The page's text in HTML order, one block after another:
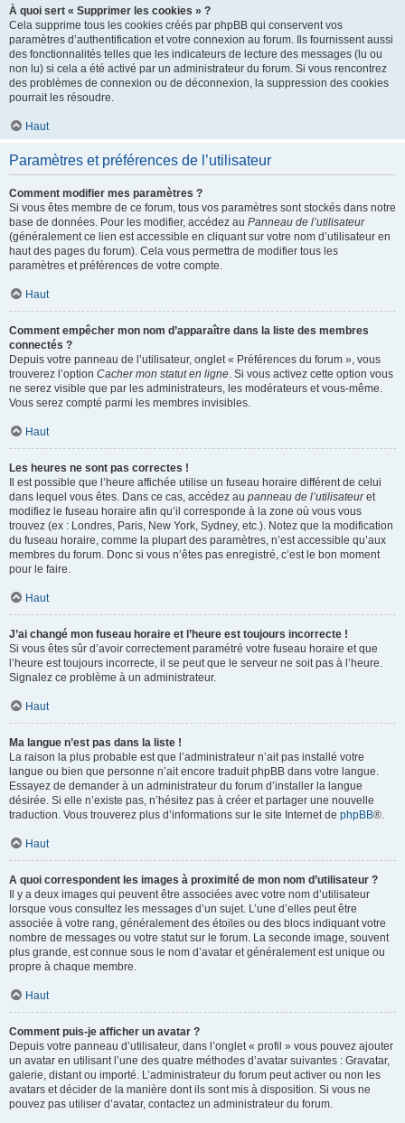
À quoi sert « Supprimer les cookies » ?
Cela supprime tous les cookies créés par phpBB qui conservent vos
paramètres d’authentification et votre connexion au forum. Ils fournissent aussi
des fonctionnalités telles que les indicateurs de lecture des messages (lu ou
non lu) si cela a été activé par un administrateur du forum. Si vous rencontrez
des problèmes de connexion ou de déconnexion, la suppression des cookies
pourrait les résoudre.
Haut
Paramètres et préférences de l’utilisateur
Comment modifier mes paramètres ?
Si vous êtes membre de ce forum, tous vos paramètres sont stockés dans notre
base de données. Pour les modifier, accédez au Panneau de l’utilisateur
(généralement ce lien est accessible en cliquant sur votre nom d’utilisateur en
haut des pages du forum). Cela vous permettra de modifier tous les
paramètres et préférences de votre compte.
Haut
Comment empêcher mon nom d’apparaître dans la liste des membres
connectés ?
Depuis votre panneau de l’utilisateur, onglet « Préférences du forum », vous
trouverez l’option Cacher mon statut en ligne. Si vous activez cette option vous
ne serez visible que par les administrateurs, les modérateurs et vous-même.
Vous serez compté parmi les membres invisibles.
Haut
Les heures ne sont pas correctes !
Il est possible que l’heure affichée utilise un fuseau horaire différent de celui
dans lequel vous êtes. Dans ce cas, accédez au panneau de l’utilisateuret
modifiez le fuseau horaire afin qu’il corresponde à la zone où vous vous
trouvez (ex : Londres, Paris, New York, Sydney, etc.). Notez que la modification
du fuseau horaire, comme la plupart des paramètres, n’est accessible qu’aux
membres du forum. Donc si vous n’êtes pas enregistré, c’est le bon moment
pour le faire.
Haut
J’ai changé mon fuseau horaire et l’heure est toujours incorrecte !
Si vous êtes sûr d’avoir correctement paramétré votre fuseau horaire et que
l’heure est toujours incorrecte, il se peut que le serveur ne soit pas à l’heure.
Signalez ce problème à un administrateur.
Haut
Ma langue n’est pas dans la liste !
La raison la plus probable est que l’administrateur n’ait pas installé votre
langue ou bien que personne n’ait encore traduit phpBB dans votre langue.
Essayez de demander à un administrateur du forum d’installer la langue
désirée. Si elle n’existe pas, n’hésitez pas à créer et partager une nouvelle
traduction. Vous trouverez plus d’informations sur le site Internet de phpBB®.
Haut
A quoi correspondent les images à proximité de mon nom d’utilisateur ?
Il y a deux images qui peuvent être associées avec votre nom d’utilisateur
lorsque vous consultez les messages d’un sujet. L’une d’elles peut être
associée à votre rang, généralement des étoiles ou des blocs indiquant votre
nombre de messages ou votre statut sur le forum. La seconde image, souvent
plus grande, est connue sous le nom d’avatar et généralement est unique ou
propre à chaque membre.
Haut
Comment puis-je afficher un avatar ?
Depuis votre panneau d’utilisateur, dans l’onglet « profil » vous pouvez ajouter
un avatar en utilisant l’une des quatre méthodes d’avatar suivantes : Gravatar,
galerie, distant ou importé. L’administrateur du forum peut activer ou non les
avatars et décider de la manière dont ils sont mis à disposition. Si vous ne
pouvez pas utiliser d’avatar, contactez un administrateur du forum.